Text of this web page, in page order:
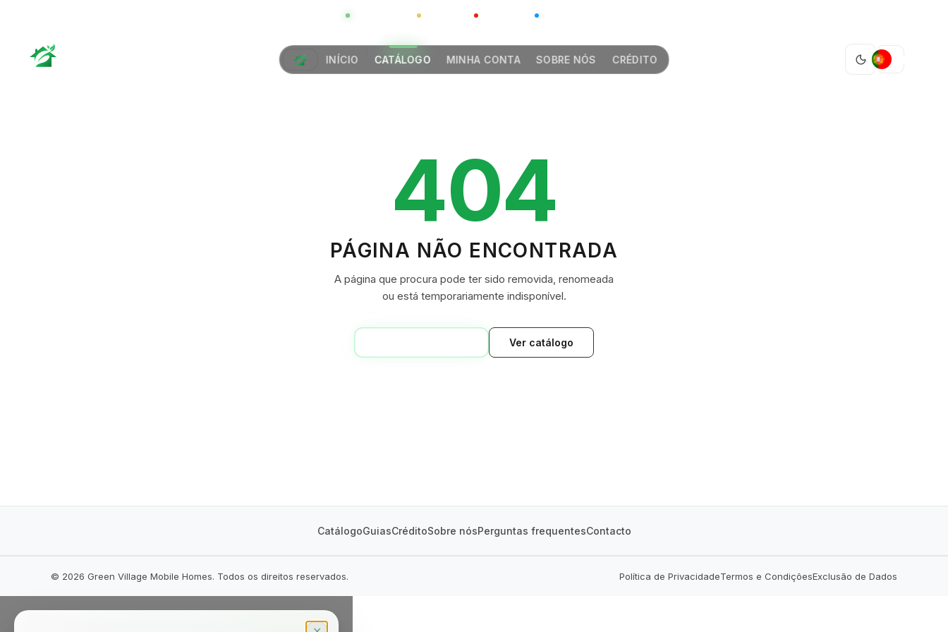
CHINA
INÍCIO CATÁLOGO MINHA CONTA SOBRE NÓS CRÉDITO
GREEN VILLAGE
404
PÁGINA NÃO ENCONTRADA
A página que procura pode ter sido removida, renomeada
ou está temporariamente indisponível.
Ver catálogo
CatálogoGuiasCréditoSobre nósPerguntas frequentesContacto
© 2026 Green Village Mobile Homes. Todos os direitos reservados. Política de PrivacidadeTermos e CondiçõesExclusão de Dados